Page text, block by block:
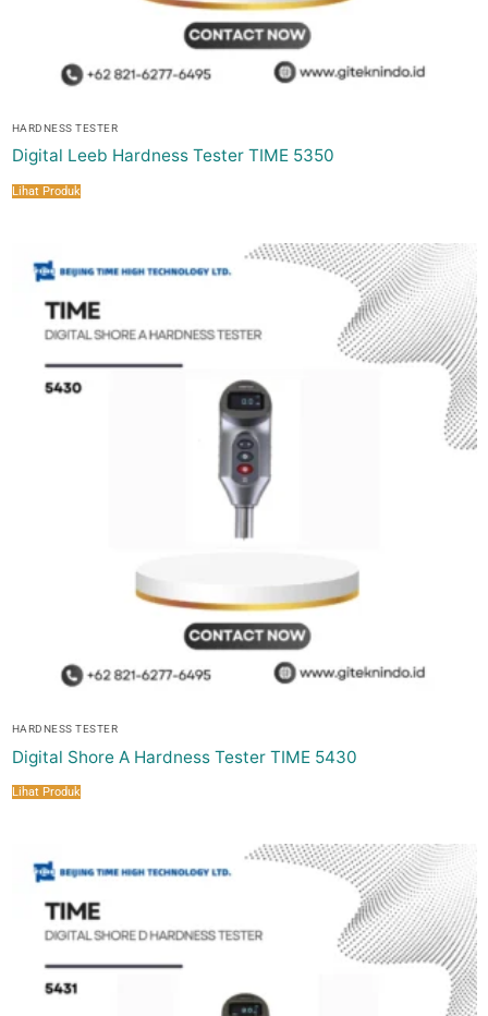
HARDNESS TESTER
Digital Leeb Hardness Tester TIME 5350
Lihat Produk
HARDNESS TESTER
Digital Shore A Hardness Tester TIME 5430
Lihat Produk